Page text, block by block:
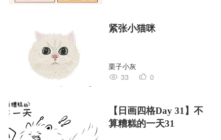
紧张小猫咪
栗子小灰
33
0
【日画四格Day 31】不
算糟糕的一天31